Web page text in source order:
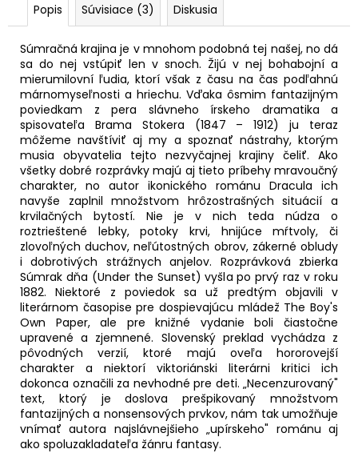
Popis Súvisiace (3) Diskusia
Súmračná krajina je v mnohom podobná tej našej, no dá
sa do nej vstúpiť len v snoch. Žijú v nej bohabojní a
mierumilovní ľudia, ktorí však z času na čas podľahnú
márnomyseľnosti a hriechu. Vďaka ôsmim fantazijným
poviedkam z pera slávneho írskeho dramatika a
spisovateľa Brama Stokera (1847 – 1912) ju teraz
môžeme navštíviť aj my a spoznať nástrahy, ktorým
musia obyvatelia tejto nezvyčajnej krajiny čeliť. Ako
všetky dobré rozprávky majú aj tieto príbehy mravoučný
charakter, no autor ikonického románu Dracula ich
navyše zaplnil množstvom hrôzostrašných situácií a
krvilačných bytostí. Nie je v nich teda núdza o
roztrieštené lebky, potoky krvi, hnijúce mŕtvoly, či
zlovoľných duchov, neľútostných obrov, zákerné obludy
i dobrotivých strážnych anjelov. Rozprávková zbierka
Súmrak dňa (Under the Sunset) vyšla po prvý raz v roku
1882. Niektoré z poviedok sa už predtým objavili v
literárnom časopise pre dospievajúcu mládež The Boy's
Own Paper, ale pre knižné vydanie boli čiastočne
upravené a zjemnené. Slovenský preklad vychádza z
pôvodných verzií, ktoré majú oveľa hororovejší
charakter a niektorí viktoriánski literárni kritici ich
dokonca označili za nevhodné pre deti. „Necenzurovaný"
text, ktorý je doslova prešpikovaný množstvom
fantazijných a nonsensových prvkov, nám tak umožňuje
vnímať autora najslávnejšieho „upírskeho" románu aj
ako spoluzakladateľa žánru fantasy.
a
m
e
BIELY
DOMINIKÁN
10,49
€
Pôvodne:
14,99
€